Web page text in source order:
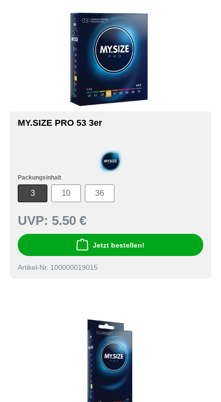
MY.SIZE PRO 53 3er
Packungsinhalt
3 10 36
UVP: 5.50 €
Jetzt bestellen!
Artikel-Nr. 100000019015